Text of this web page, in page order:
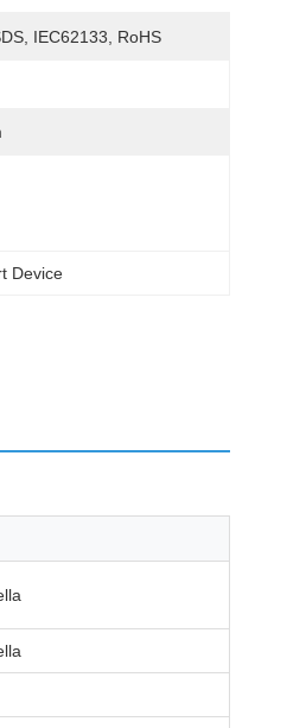
IEC62133, RoHS
Device